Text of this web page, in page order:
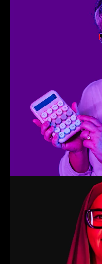
Lead Coaching